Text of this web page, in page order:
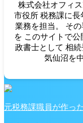
株式会社オフィ
市役所 税務課に
業務を担当。 そ
を このサイトで
政書士として 相
気仙沼を
元税務課職員が作っ